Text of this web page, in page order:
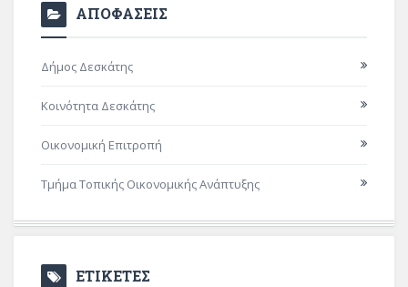
ΑΠΟΦΑΣΕΙΣ
Δήμος Δεσκάτης
Κοινότητα Δεσκάτης
Οικονομική Επιτροπή
Τμήμα Τοπικής Οικονομικής Ανάπτυξης
ΕΤΙΚΕΤΕΣ